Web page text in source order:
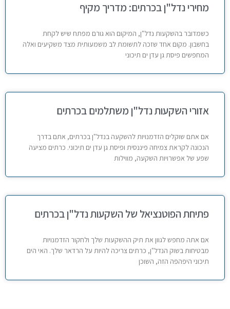
מחירי נדל"ן בכרתים: מדריך מקיף
כשמדובר בהשקעות נדל"ן, המיקום הוא גורם מפתח שיש לקחת
בחשבון. מקום אחד שזכה לתשומת לב משמעותית מצד משקיעים ואלה
המחפשים פיסת גן עדן ים תיכוני
אזורי השקעות נדל"ן משתלמים בכרתים
אם אתם שוקלים הזדמנויות להשקעה בנדל"ן בכרתים, אתם בדרך
הנכונה לקראת צמיחה פיננסית ופיסת גן עדן ים תיכוני. כרתים מציעה
שפע של אפשרויות השקעה, מווילות
פתיחת הפוטנציאל של השקעות נדל"ן בכרתים
אם אתה מחפש לגוון את תיק ההשקעות שלך ולחקור הזדמנויות
מבטיחות בשוק הנדל"ן, כרתים צריכה להיות על הרדאר שלך. האי הים
תיכוני היפהפה הזה, השוכן